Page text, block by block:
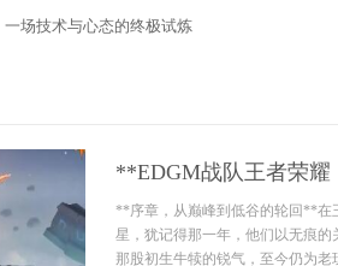
场技术与心态的终极试炼
**EDGM战队王者荣
**序章，从巅峰到低谷的轮回**在
星，犹记得那一年，他们以无痕
那股初生牛犊的锐气，至今仍为